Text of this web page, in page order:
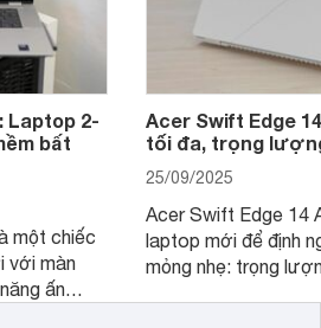
Laptop 2-
bất
một chiếc
với màn
ấn
Acer Swift Edge
tối đa, trọng
25/09/2025
Acer Swift Edge 14
laptop mới để định
mỏng nhẹ: trọng